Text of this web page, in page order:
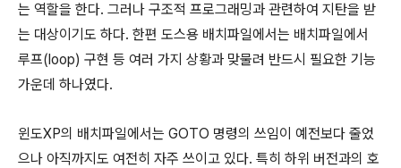
는 역할을 한다. 그러나 구조적 프로그래밍과 관련하여 지탄을 받
는 대상이기도 하다. 한편 도스용 배치파일에서는 배치파일에서
루프(loop) 구현 등 여러 가지 상황과 맞물려 반드시 필요한 기능
가운데 하나였다.
윈도XP의 배치파일에서는 GOTO 명령의 쓰임이 예전보다 줄었
으나 아직까지도 여전히 자주 쓰이고 있다. 특히 하위 버전과의 호